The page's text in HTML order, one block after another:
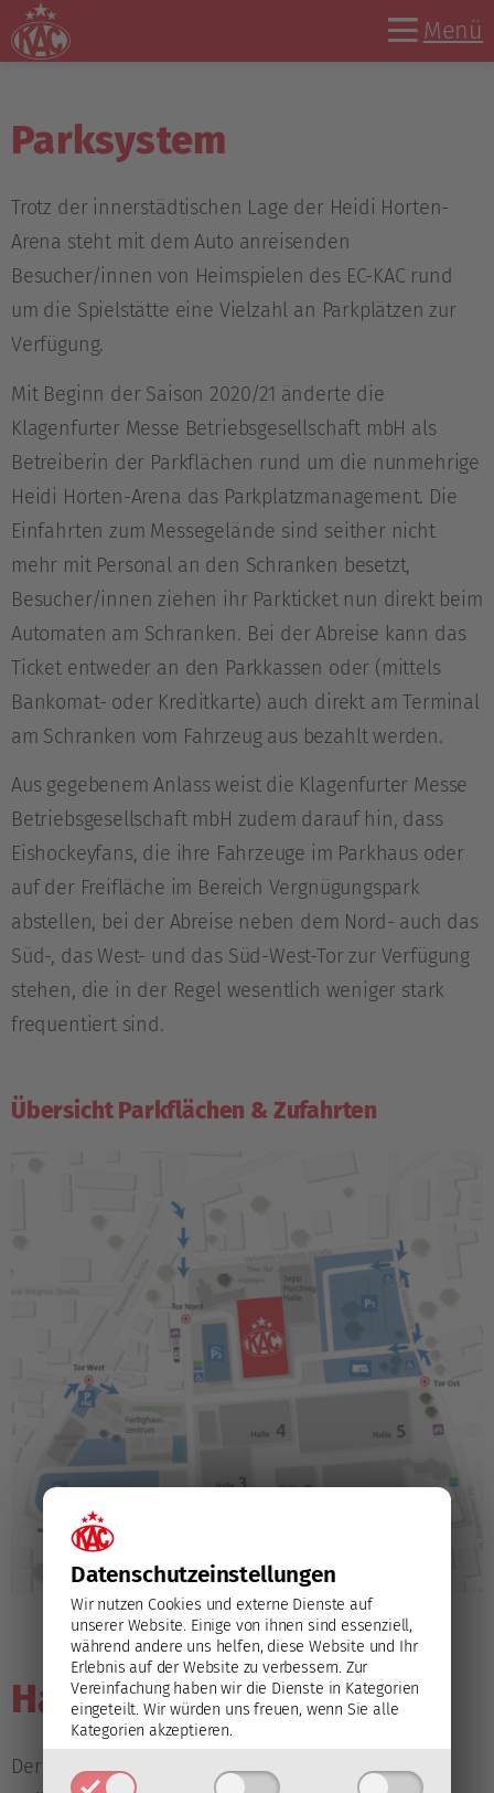
Datenschutz­einstellungen
Wir nutzen Cookies und externe Dienste auf
unserer Website. Einige von ihnen sind essenziell,
während andere uns helfen, diese Website und Ihr
Erlebnis auf der Website zu verbessern. Zur
Vereinfachung haben wir die Dienste in Kategorien
eingeteilt. Wir würden uns freuen, wenn Sie alle
Kategorien akzeptieren.
Menü
Parksystem
Trotz der innerstädtischen Lage der Heidi Horten-
Arena steht mit dem Auto anreisenden
Besucher/innen von Heimspielen des EC-KAC rund
um die Spielstätte eine Vielzahl an Parkplätzen zur
Verfügung.
Mit Beginn der Saison 2020/21 änderte die
Klagenfurter Messe Betriebsgesellschaft mbH als
Betreiberin der Parkflächen rund um die nunmehrige
Heidi Horten-Arena das Parkplatzmanagement. Die
Einfahrten zum Messegelände sind seither nicht
mehr mit Personal an den Schranken besetzt,
Besucher/innen ziehen ihr Parkticket nun direkt beim
Automaten am Schranken. Bei der Abreise kann das
Ticket entweder an den Parkkassen oder (mittels
Bankomat- oder Kreditkarte) auch direkt am Terminal
am Schranken vom Fahrzeug aus bezahlt werden.
Aus gegebenem Anlass weist die Klagenfurter Messe
Betriebsgesellschaft mbH zudem darauf hin, dass
Eishockeyfans, die ihre Fahrzeuge im Parkhaus oder
auf der Freifläche im Bereich Vergnügungspark
abstellen, bei der Abreise neben dem Nord- auch das
Süd-, das West- und das Süd-West-Tor zur Verfügung
stehen, die in der Regel wesentlich weniger stark
frequentiert sind.
Übersicht Parkflächen & Zufahrten
Hallenzutritt
Der Zutritt zur Heidi Horten-Arena ist für